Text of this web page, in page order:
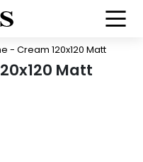
- Cream 120x120 Matt
Matt